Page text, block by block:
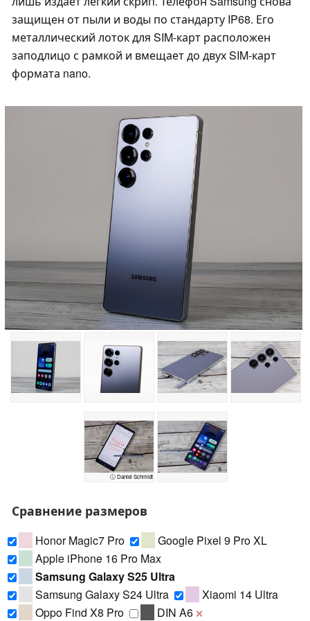
защищен от пыли и воды по стандарту IP68. Его
металлический лоток для SIM-карт расположен
заподлицо с рамкой и вмещает до двух SIM-карт
формата nano.
ⓘ Daniel Schmidt
Сравнение размеров
Honor Magic7 Pro
Google Pixel 9 Pro XL
Apple iPhone 16 Pro Max
Samsung Galaxy S25 Ultra
Samsung Galaxy S24 Ultra
Xiaomi 14 Ultra
Oppo Find X8 Pro
DIN A6 ❌